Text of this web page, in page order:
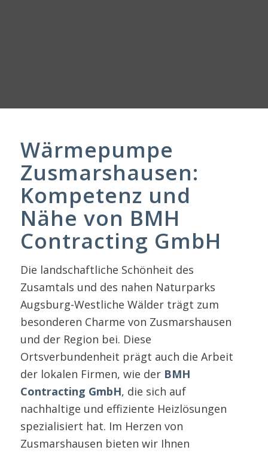
Wärmepumpe
Zusmarshausen:
Kompetenz und
Nähe von BMH
Contracting GmbH
Die landschaftliche Schönheit des
Zusamtals und des nahen Naturparks
Augsburg-Westliche Wälder trägt zum
besonderen Charme von Zusmarshausen
und der Region bei. Diese
Ortsverbundenheit prägt auch die Arbeit
der lokalen Firmen, wie der BMH
Contracting GmbH, die sich auf
nachhaltige und effiziente Heizlösungen
spezialisiert hat. Im Herzen von
Zusmarshausen bieten wir Ihnen